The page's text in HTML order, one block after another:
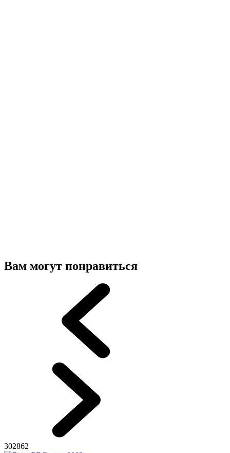
Вам могут понравиться
302862